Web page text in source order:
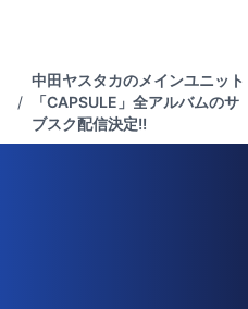
/
中田ヤスタカのメインユニット
「CAPSULE」全アルバムのサ
ブスク配信決定!!